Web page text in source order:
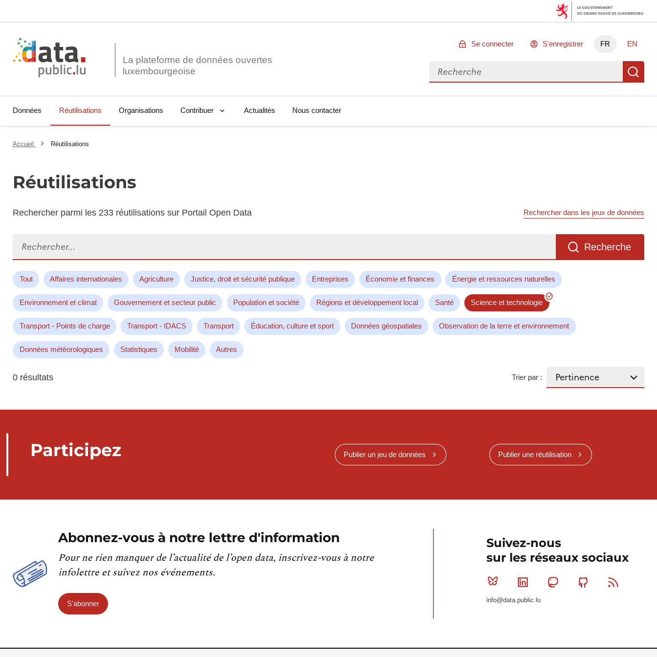
La plateforme de données ouvertes
Se connecter S'enregistrer FR EN
Rechercher des données
Données Réutilisations Organisations Contribuer Actualités Nous contacter
Accueil Réutilisations
Réutilisations
Rechercher parmi les 233 réutilisations sur Portail Open Data Rechercher dans les jeux de données
Recherche
Tout Affaires internationales Agriculture Justice, droit et sécurité publique Entreprises Économie et finances Énergie et ressources naturelles
Environnement et climat Gouvernement et secteur public Population et société Régions et développement local Santé Science et technologie
Transport - Points de charge Transport - IDACS Transport Éducation, culture et sport Données géospatiales Observation de la terre et environnement
Données météorologiques Statistiques Mobilité Autres
0 résultats Trier par :
Participez Publier un jeu de données Publier une réutilisation
Abonnez-vous à notre lettre d'information
Pour ne rien manquer de l’actualité de l’open data, inscrivez-vous à notre
infolettre et suivez nos événements.
S'abonner
Suivez-nous
sur les réseaux sociaux
Bluesky Linkedin MastodonGithub
info@data.public.lu